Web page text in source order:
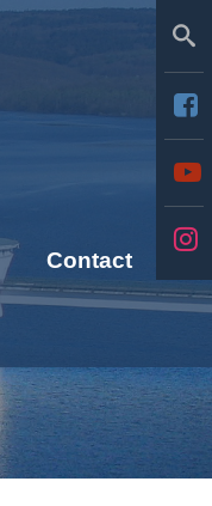
Contact